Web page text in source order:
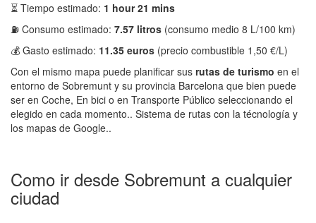
⏳ Tiempo estimado: 1 hour 21 mins
⛽ Consumo estimado: 7.57 litros (consumo medio 8 L/100 km)
💰 Gasto estimado: 11.35 euros (precio combustible 1,50 €/L)
Con el mismo mapa puede planificar sus rutas de turismo en el
entorno de Sobremunt y su provincia Barcelona que bien puede
ser en Coche, En bici o en Transporte Público seleccionando el
elegido en cada momento.. Sistema de rutas con la técnología y
los mapas de Google..
Como ir desde Sobremunt a cualquier
ciudad